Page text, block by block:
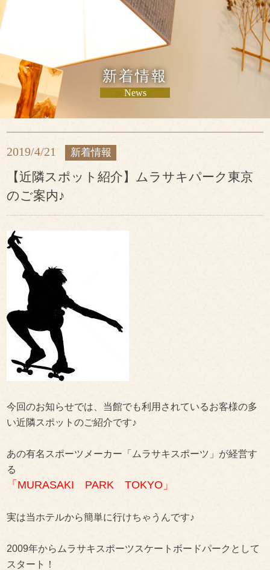
新着情報
News
2019/4/21 新着情報
【近隣スポット紹介】ムラサキパーク東京
のご案内♪
今回のお知らせでは、当館でも利用されているお客様の多
い近隣スポットのご紹介です♪
あの有名スポーツメーカー「ムラサキスポーツ」が経営す
る
「MURASAKI PARK TOKYO」
実は当ホテルから簡単に行けちゃうんです♪
2009年からムラサキスポーツスケートボードパークとして
スタート！